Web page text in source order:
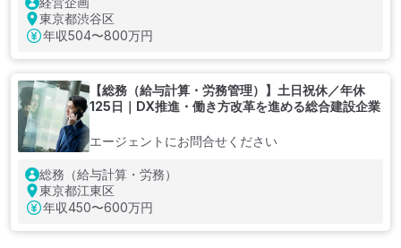
東京都渋谷区
年収504〜800万円
【総務（給与計算・労務管理）】土日祝休／年休
125日｜DX推進・働き方改革を進める総合建設企業
エージェントにお問合せください
総務（給与計算・労務）
東京都江東区
年収450〜600万円